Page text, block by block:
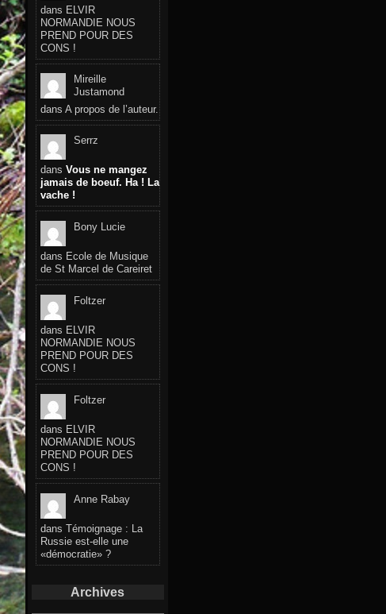
dans ELVIR
NORMANDIE NOUS
PREND POUR DES
CONS !
Mireille
Justamond
dans A propos de l’auteur.
Serrz
dans Vous ne mangez
jamais de boeuf. Ha ! La
vache !
Bony Lucie
dans Ecole de Musique
de St Marcel de Careiret
Foltzer
dans ELVIR
NORMANDIE NOUS
PREND POUR DES
CONS !
Foltzer
dans ELVIR
NORMANDIE NOUS
PREND POUR DES
CONS !
Anne Rabay
dans Témoignage : La
Russie est-elle une
«démocratie» ?
Archives